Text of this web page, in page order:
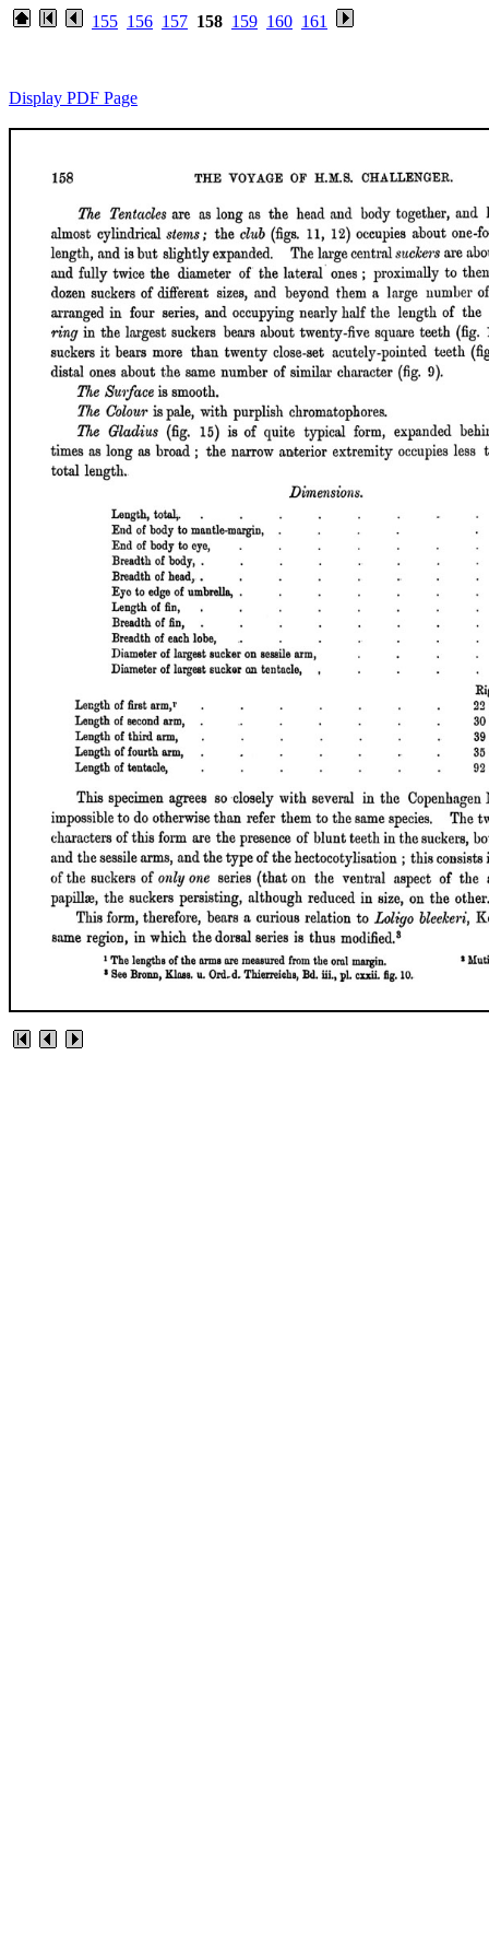
155 156 157 158 159 160 161
Display PDF Page